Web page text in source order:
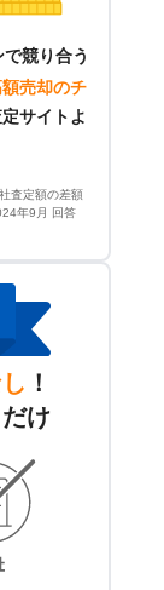
競り合う
売却のチ
サイトよ
査定額の差額
年9月 回答
！
け